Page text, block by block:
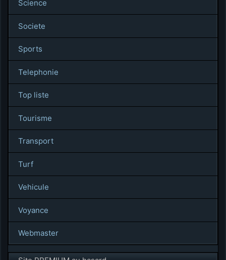
Science
Societe
Sports
Telephonie
Top liste
Tourisme
Transport
Turf
Vehicule
Voyance
Webmaster